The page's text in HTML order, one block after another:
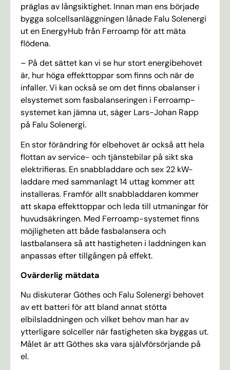
präglas av långsiktighet. Innan man ens började
bygga solcellsanläggningen lånade Falu Solenergi
ut en EnergyHub från Ferroamp för att mäta
flödena.
– På det sättet kan vi se hur stort energibehovet
är, hur höga effekttoppar som finns och när de
infaller. Vi kan också se om det finns obalanser i
elsystemet som fasbalanseringen i Ferroamp-
systemet kan jämna ut, säger Lars-Johan Rapp
på Falu Solenergi.
En stor förändring för elbehovet är också att hela
flottan av service- och tjänstebilar på sikt ska
elektrifieras. En snabbladdare och sex 22 kW-
laddare med sammanlagt 14 uttag kommer att
installeras. Framför allt snabbladdaren kommer
att skapa effekttoppar och leda till utmaningar för
huvudsäkringen. Med Ferroamp-systemet finns
möjligheten att både fasbalansera och
lastbalansera så att hastigheten i laddningen kan
anpassas efter tillgången på effekt.
Ovärderlig mätdata
Nu diskuterar Göthes och Falu Solenergi behovet
av ett batteri för att bland annat stötta
elbilsladdningen och vilket behov man har av
ytterligare solceller när fastigheten ska byggas ut.
Målet är att Göthes ska vara självförsörjande på
el.